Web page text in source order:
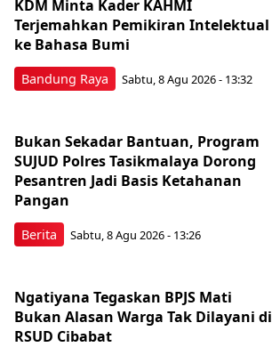
Bandung Raya
KDM Minta Kader KAHMI
Terjemahkan Pemikiran Intelektual
ke Bahasa Bumi
Sabtu, 8 Agu 2026 - 13:32
Berita
Bukan Sekadar Bantuan, Program
SUJUD Polres Tasikmalaya Dorong
Pesantren Jadi Basis Ketahanan
Pangan
Sabtu, 8 Agu 2026 - 13:26
Ngatiyana Tegaskan BPJS Mati
Bukan Alasan Warga Tak Dilayani di
RSUD Cibabat